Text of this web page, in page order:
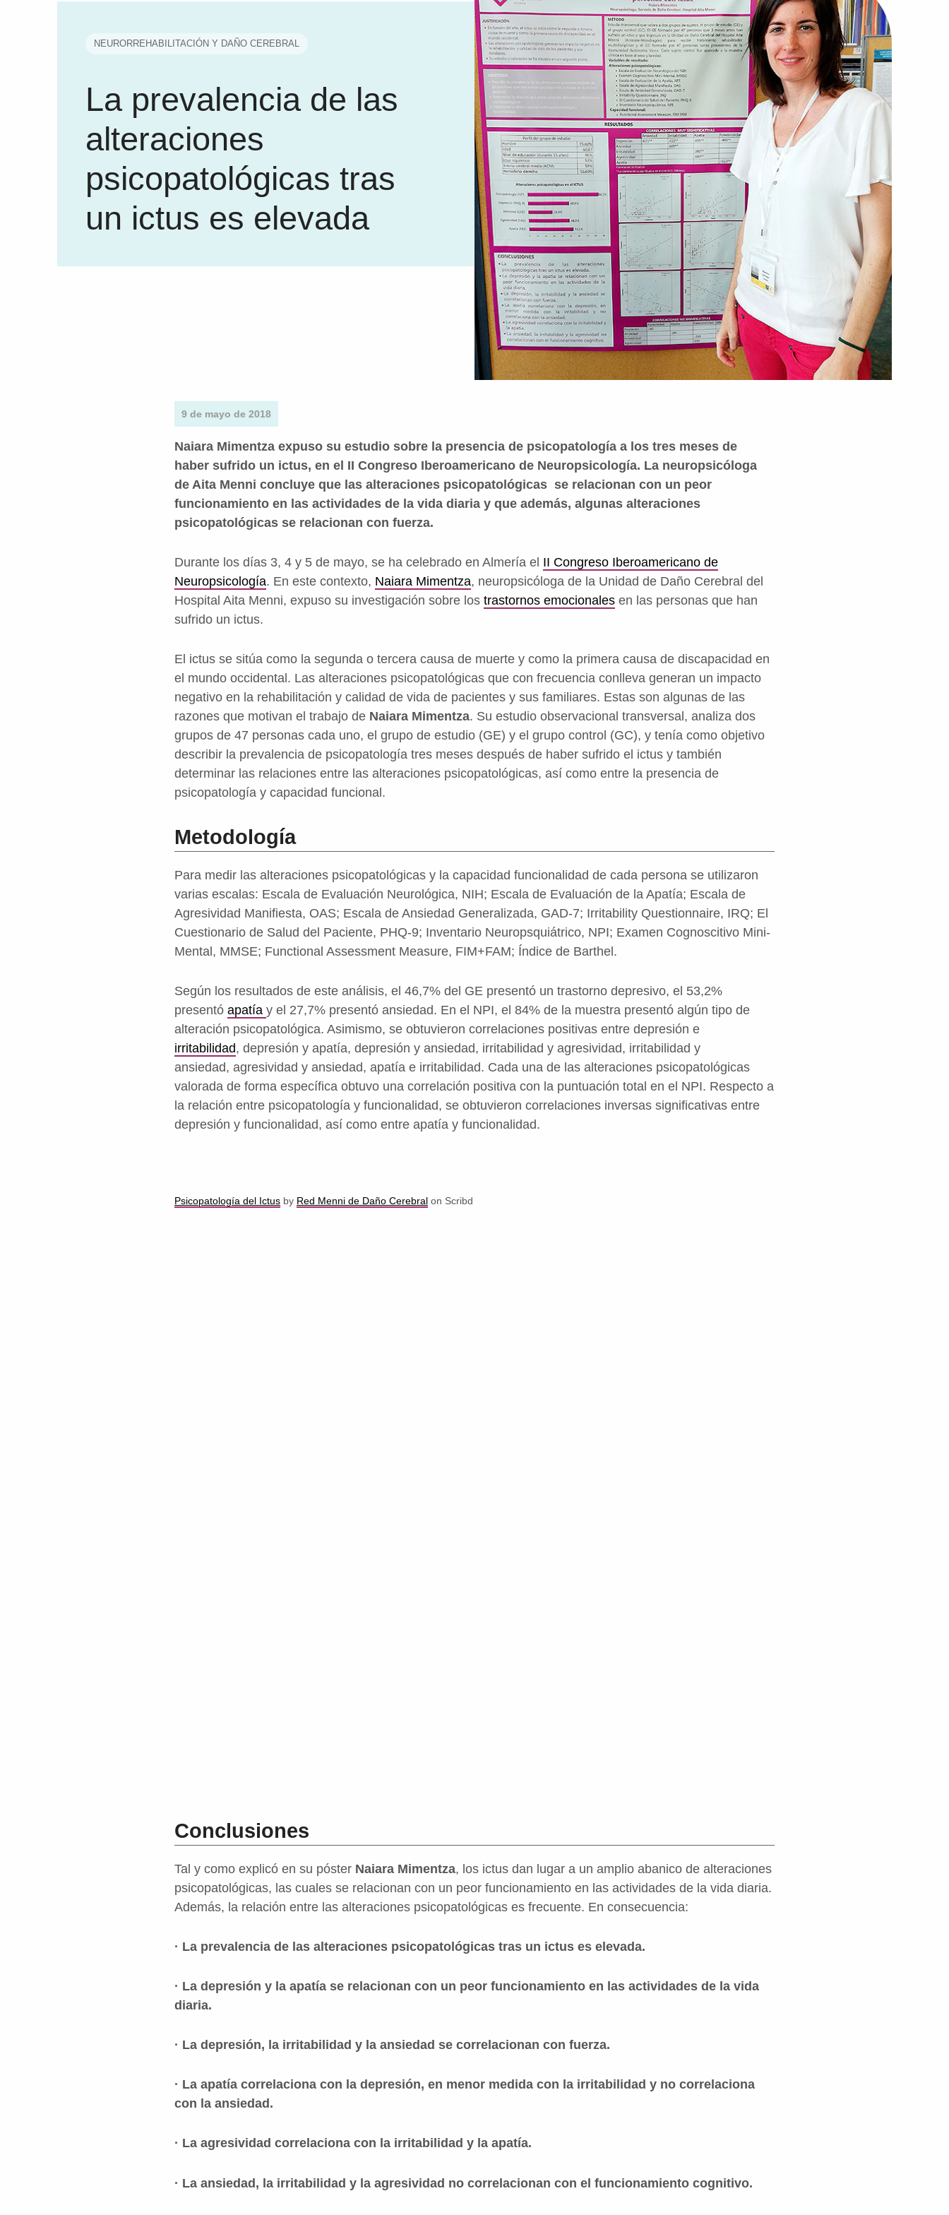
NEURORREHABILITACIÓN Y DAÑO CEREBRAL
La prevalencia de las
alteraciones
psicopatológicas tras
un ictus es elevada
9 de mayo de 2018
Naiara Mimentza expuso su estudio sobre la presencia de psicopatología a los tres meses de
haber sufrido un ictus, en el II Congreso Iberoamericano de Neuropsicología. La neuropsicóloga
de Aita Menni concluye que las alteraciones psicopatológicas se relacionan con un peor
funcionamiento en las actividades de la vida diaria y que además, algunas alteraciones
psicopatológicas se relacionan con fuerza.
Durante los días 3, 4 y 5 de mayo, se ha celebrado en Almería el II Congreso Iberoamericano de
Neuropsicología. En este contexto, Naiara Mimentza, neuropsicóloga de la Unidad de Daño Cerebral del
Hospital Aita Menni, expuso su investigación sobre los trastornos emocionales en las personas que han
sufrido un ictus.
El ictus se sitúa como la segunda o tercera causa de muerte y como la primera causa de discapacidad en
el mundo occidental. Las alteraciones psicopatológicas que con frecuencia conlleva generan un impacto
negativo en la rehabilitación y calidad de vida de pacientes y sus familiares. Estas son algunas de las
razones que motivan el trabajo de Naiara Mimentza. Su estudio observacional transversal, analiza dos
grupos de 47 personas cada uno, el grupo de estudio (GE) y el grupo control (GC), y tenía como objetivo
describir la prevalencia de psicopatología tres meses después de haber sufrido el ictus y también
determinar las relaciones entre las alteraciones psicopatológicas, así como entre la presencia de
psicopatología y capacidad funcional.
Metodología
Para medir las alteraciones psicopatológicas y la capacidad funcionalidad de cada persona se utilizaron
varias escalas: Escala de Evaluación Neurológica, NIH; Escala de Evaluación de la Apatía; Escala de
Agresividad Manifiesta, OAS; Escala de Ansiedad Generalizada, GAD-7; Irritability Questionnaire, IRQ; El
Cuestionario de Salud del Paciente, PHQ-9; Inventario Neuropsquiátrico, NPI; Examen Cognoscitivo Mini-
Mental, MMSE; Functional Assessment Measure, FIM+FAM; Índice de Barthel.
Según los resultados de este análisis, el 46,7% del GE presentó un trastorno depresivo, el 53,2%
presentó apatía y el 27,7% presentó ansiedad. En el NPI, el 84% de la muestra presentó algún tipo de
alteración psicopatológica. Asimismo, se obtuvieron correlaciones positivas entre depresión e
irritabilidad, depresión y apatía, depresión y ansiedad, irritabilidad y agresividad, irritabilidad y
ansiedad, agresividad y ansiedad, apatía e irritabilidad. Cada una de las alteraciones psicopatológicas
valorada de forma específica obtuvo una correlación positiva con la puntuación total en el NPI. Respecto a
la relación entre psicopatología y funcionalidad, se obtuvieron correlaciones inversas significativas entre
depresión y funcionalidad, así como entre apatía y funcionalidad.
Psicopatología del Ictus by Red Menni de Daño Cerebral on Scribd
Conclusiones
Tal y como explicó en su póster Naiara Mimentza, los ictus dan lugar a un amplio abanico de alteraciones
psicopatológicas, las cuales se relacionan con un peor funcionamiento en las actividades de la vida diaria.
Además, la relación entre las alteraciones psicopatológicas es frecuente. En consecuencia:
· La prevalencia de las alteraciones psicopatológicas tras un ictus es elevada.
· La depresión y la apatía se relacionan con un peor funcionamiento en las actividades de la vida
diaria.
· La depresión, la irritabilidad y la ansiedad se correlacionan con fuerza.
· La apatía correlaciona con la depresión, en menor medida con la irritabilidad y no correlaciona
con la ansiedad.
· La agresividad correlaciona con la irritabilidad y la apatía.
· La ansiedad, la irritabilidad y la agresividad no correlacionan con el funcionamiento cognitivo.